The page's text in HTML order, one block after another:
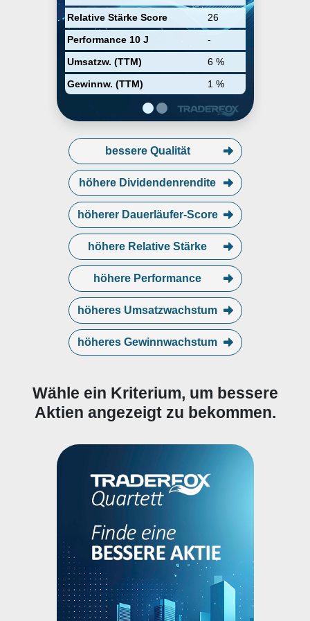
Relative Stärke Score
26
Performance 10 J
-
Umsatzw. (TTM)
6 %
Gewinnw. (TTM)
1 %
bessere Qualität
höhere Dividendenrendite
höherer Dauerläufer-Score
höhere Relative Stärke
höhere Performance
höheres Umsatzwachstum
höheres Gewinnwachstum
Wähle ein Kriterium, um bessere
Aktien angezeigt zu bekommen.